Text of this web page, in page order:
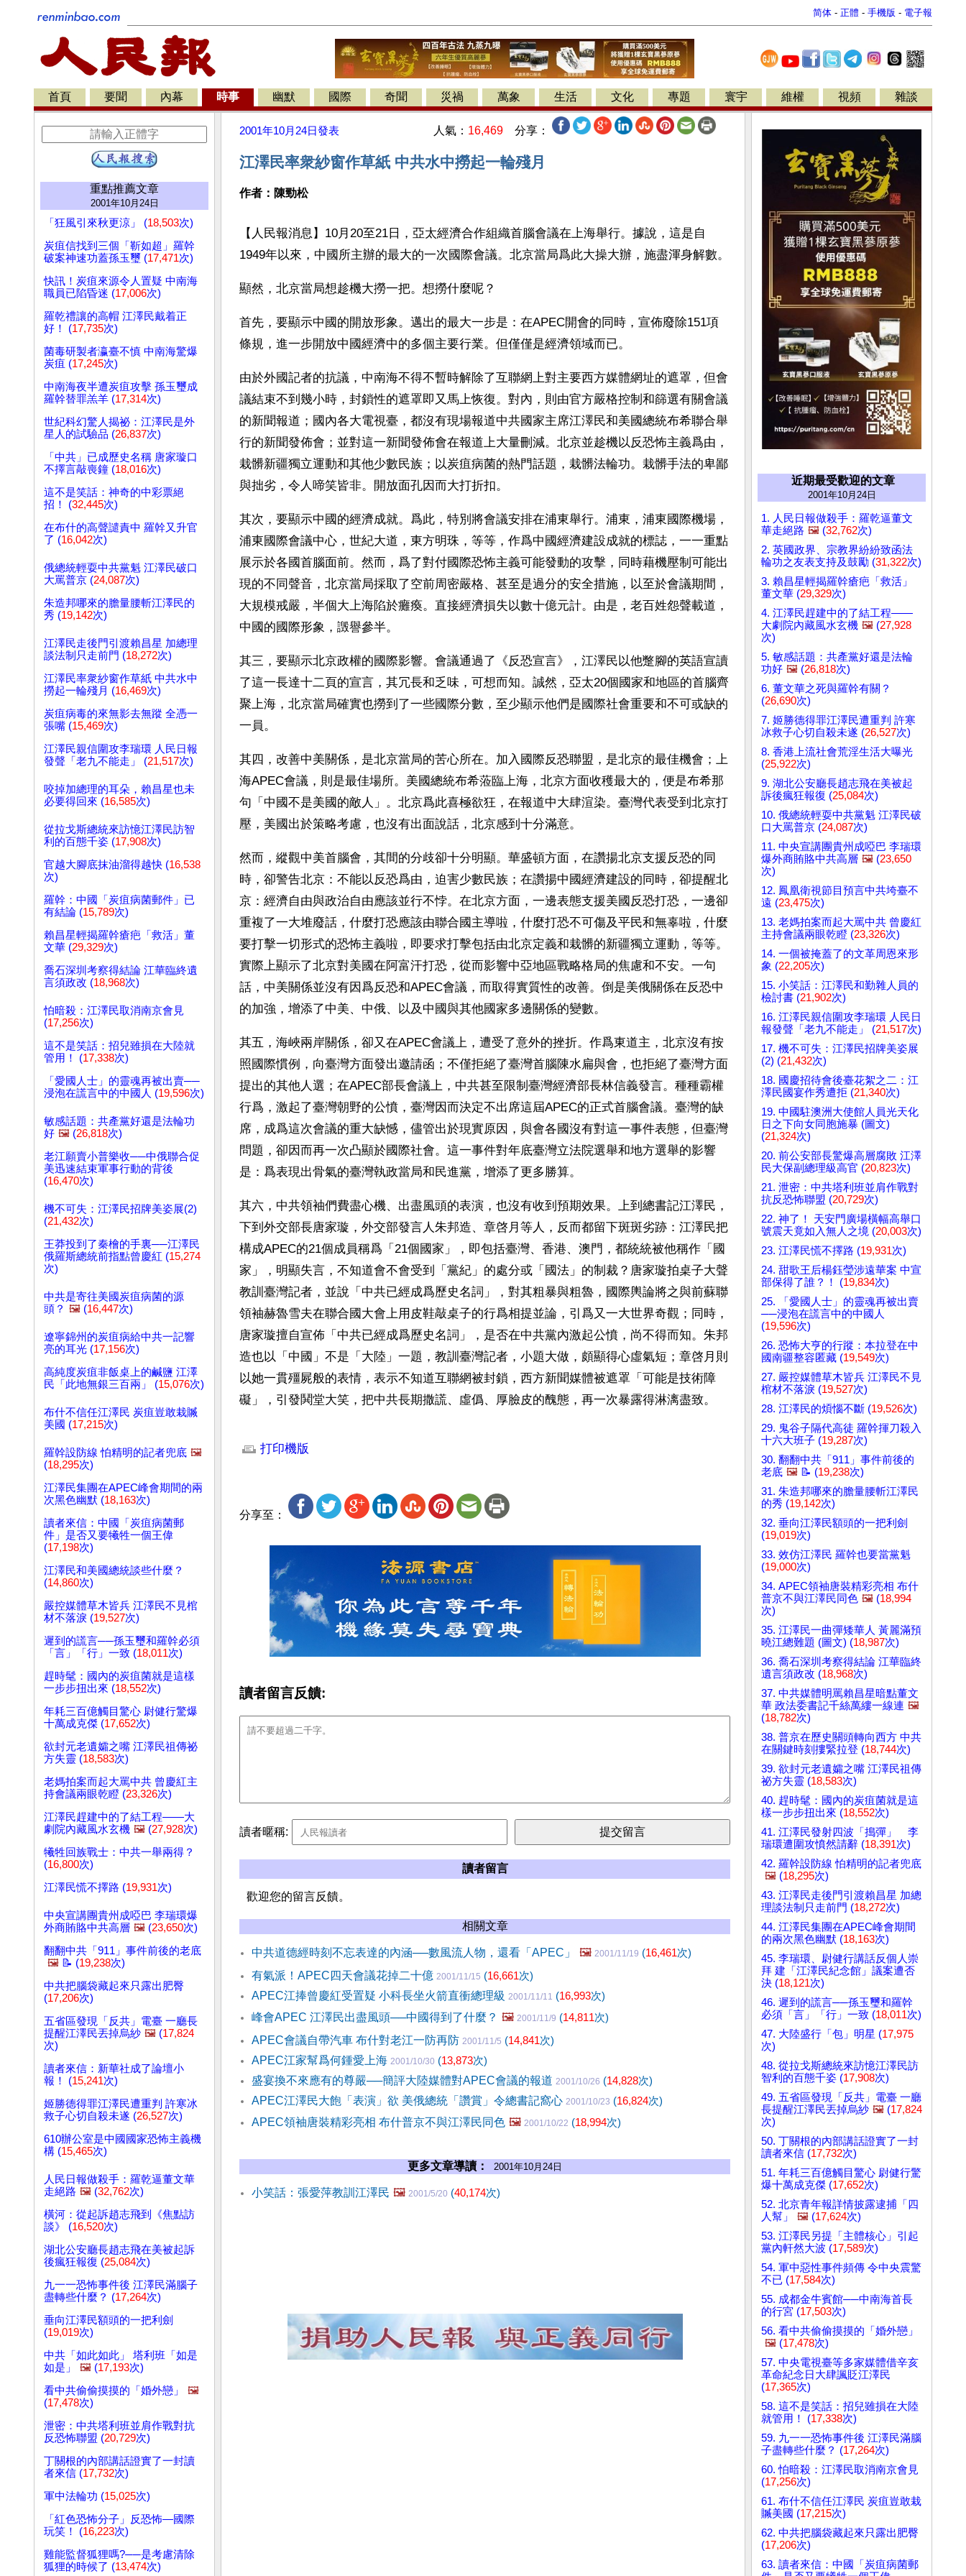
简体 - 正體 - 手機版 - 電子報
首頁 要聞 內幕 時事 幽默 國際 奇聞 災禍 萬象 生活 文化 專題 寰宇 維權 視頻 雜談
重點推薦文章
2001年10月24日
「狂風引來秋更涼」 (18,503次)
炭疽信找到三個「靳如超」羅幹
破案神速功蓋孫玉璽 (17,471次)
快訊！炭疽來源令人置疑 中南海
職員已陷昏迷 (17,006次)
羅乾禮讓的高帽 江澤民戴着正
好！ (17,735次)
菌毒研製者瀛臺不慎 中南海驚爆
炭疽 (17,245次)
中南海夜半遭炭疽攻擊 孫玉璽成
羅幹替罪羔羊 (17,314次)
世紀科幻驚人揭祕：江澤民是外
星人的試驗品 (26,837次)
「中共」已成歷史名稱 唐家璇口
不擇言敲喪鐘 (18,016次)
這不是笑話：神奇的中彩票絕
招！ (32,445次)
在布什的高聲譴責中 羅幹又升官
了 (16,042次)
俄總統輕耍中共黨魁 江澤民破口
大罵普京 (24,087次)
朱造邦哪來的膽量腰斬江澤民的
秀 (19,142次)
江澤民走後門引渡賴昌星 加總理
談法制只走前門 (18,272次)
江澤民率衆紗窗作草紙 中共水中
撈起一輪殘月 (16,469次)
炭疽病毒的來無影去無蹤 全憑一
張嘴 (15,469次)
江澤民親信圍攻李瑞環 人民日報
發聲「老九不能走」 (21,517次)
咬掉加總理的耳朵，賴昌星也未
必要得回來 (16,585次)
從拉戈斯總統來訪憶江澤民訪智
利的百態千姿 (17,908次)
官越大腳底抹油溜得越快 (16,538
次)
羅幹：中國「炭疽病菌郵件」已
有結論 (15,789次)
賴昌星輕揭羅幹瘡疤「救活」董
文華 (29,329次)
喬石深圳考察得結論 江華臨終遺
言須政改 (18,968次)
怕暗殺：江澤民取消南京會見
(17,256次)
這不是笑話：招兒雖損在大陸就
管用！ (17,338次)
「愛國人士」的靈魂再被出賣──
浸泡在謊言中的中國人 (19,596次)
敏感話題：共產黨好還是法輪功
好 🖼️ (26,818次)
老江願賣小普樂收──中俄聯合促
美迅速結束軍事行動的背後
(16,470次)
機不可失：江澤民招牌美姿展(2)
(21,432次)
王莽投到了秦檜的手裏──江澤民
俄羅斯總統前指點曾慶紅 (15,274
次)
中共是寄往美國炭疽病菌的源
頭？ 🖼️ (16,447次)
遼寧錦州的炭疽病給中共一記響
亮的耳光 (17,156次)
高純度炭疽非飯桌上的鹹鹽 江澤
民「此地無銀三百兩」 (15,076次)
布什不信任江澤民 炭疽豈敢栽贓
美國 (17,215次)
羅幹設防線 怕精明的記者兜底 🖼️
(18,295次)
江澤民集團在APEC峰會期間的兩
次黑色幽默 (18,163次)
讀者來信：中國「炭疽病菌郵
件」是否又要犧牲一個王偉
(17,198次)
江澤民和美國總統談些什麼？
(14,860次)
嚴控媒體草木皆兵 江澤民不見棺
材不落淚 (19,527次)
遲到的謊言──孫玉璽和羅幹必須
「言」「行」一致 (18,011次)
趕時髦：國內的炭疽菌就是這樣
一步步扭出來 (18,552次)
年耗三百億觸目驚心 尉健行驚爆
十萬成克傑 (17,652次)
欲封元老遺孀之嘴 江澤民祖傳祕
方失靈 (18,583次)
老媽拍案而起大罵中共 曾慶紅主
持會議兩眼乾瞪 (23,326次)
江澤民趕建中的了結工程——大
劇院內藏風水玄機 🖼️ (27,928次)
犧牲回族戰士：中共一舉兩得？
(16,800次)
江澤民慌不擇路 (19,931次)
中央宣講團貴州成啞巴 李瑞環爆
外商賄賂中共高層 🖼️ (23,650次)
翻翻中共「911」事件前後的老底
🖼️ 📝 (19,238次)
中共把腦袋藏起來只露出肥臀
(17,206次)
五省區發現「反共」電臺 一廳長
提醒江澤民丟掉烏紗 🖼️ (17,824
次)
讀者來信：新華社成了論壇小
報！ (15,241次)
姬勝德得罪江澤民遭重判 許寒冰
救子心切自殺未遂 (26,527次)
610辦公室是中國國家恐怖主義機
構 (15,465次)
人民日報做殺手：羅乾逼董文華
走絕路 🖼️ (32,762次)
橫河：從起訴趙志飛到《焦點訪
談》 (16,520次)
湖北公安廳長趙志飛在美被起訴
後瘋狂報復 (25,084次)
九一一恐怖事件後 江澤民滿腦子
盡轉些什麼？ (17,264次)
垂向江澤民額頭的一把利劍
(19,019次)
中共「如此如此」 塔利班「如是
如是」
🖼️ (17,193次)
看中共偷偷摸摸的「婚外戀」
🖼️
(17,478次)
泄密：中共塔利班並肩作戰對抗
反恐怖聯盟 (20,729次)
丁關根的內部講話證實了一封讀
者來信 (17,732次)
軍中法輪功 (15,025次)
「紅色恐怖分子」反恐怖—國際
玩笑！ (16,223次)
雞能監督狐狸嗎?──是考慮清除
狐狸的時候了 (13,474次)
2001年10月24日發表 人氣： 16,469 分享：
江澤民率衆紗窗作草紙 中共水中撈起一輪殘月
作者：陳勁松
【人民報消息】10月20至21日，亞太經濟合作組織首腦會議在上海舉行。據說，這是自
1949年以來，中國所主辦的最大的一次國際會議。北京當局爲此大操大辦，施盡渾身解數。
顯然，北京當局想趁機大撈一把。想撈什麼呢？
首先，要顯示中國的開放形象。邁出的最大一步是：在APEC開會的同時，宣佈廢除151項
條規，進一步開放中國經濟中的多個主要行業。但僅僅是經濟領域而已。
由於外國記者的抗議，中南海不得不暫時解除了互聯網上對主要西方媒體網址的遮罩，但會
議結束不到幾小時，封鎖性的遮罩即又馬上恢復。對內，則由官方嚴格控制和篩選有關會議
的新聞報道；國內各大電視臺，都沒有現場報道中共國家主席江澤民和美國總統布希聯合舉
行的新聞發佈會；並對這一新聞發佈會在報道上大量刪減。北京並趁機以反恐怖主義爲由，
栽髒新疆獨立運動和其他少數民族；以炭疽病菌的熱門話題，栽髒法輪功。栽髒手法的卑鄙
與拙劣，令人啼笑皆非。開放面孔因而大打折扣。
其次，要顯示中國的經濟成就。爲此，特別將會議安排在浦東舉行。浦東，浦東國際機場，
浦東國際會議中心，世紀大道，東方明珠，等等，作爲中國經濟建設成就的標誌，一一重點
展示於各國首腦面前。然而，爲了對付國際恐怖主義可能發動的攻擊，同時藉機壓制可能出
現的不同聲音，北京當局採取了空前周密嚴格、甚至是過分的安全措施，以至於會議期間，
大規模戒嚴，半個大上海陷於癱瘓。直接經濟損失以數十億元計。由是，老百姓怨聲載道，
中國的國際形象，譭譽參半。
其三，要顯示北京政權的國際影響。會議通過了《反恐宣言》，江澤民以他蹩腳的英語宣讀
了這一長達十二頁的宣言，其冗長和乏味，可想而知。誠然，亞太20個國家和地區的首腦齊
聚上海，北京當局確實也撈到了一些國際分數，至少顯示他們是國際社會重要和不可或缺的
一員。
其四，改善中美關係，是北京當局的苦心所在。加入國際反恐聯盟，是北京的最佳機會；上
海APEC會議，則是最佳場所。美國總統布希蒞臨上海，北京方面收穫最大的，便是布希那
句「中國不是美國的敵人」。北京爲此喜極欲狂，在報道中大肆渲染。臺灣代表受到北京打
壓，美國出於策略考慮，也沒有出面說話，北京感到十分滿意。
然而，縱觀中美首腦會，其間的分歧卻十分明顯。華盛頓方面，在讚揚北京支援反恐的同
時，卻警告北京：不能以反恐爲由，迫害少數民族；在讚揚中國經濟建設的同時，卻提醒北
京：經濟自由與政治自由應該並行不悖。在北京方面，一邊表態支援美國反恐打恐，一邊卻
重複了一大堆廢話，什麼打恐應該由聯合國主導啦，什麼打恐不可傷及平民和無辜啦，什麼
要打擊一切形式的恐怖主義啦，即要求打擊包括由北京定義和栽髒的新疆獨立運動，等等。
實際上顯示了北京對美國在阿富汗打恐，從而影響中亞地區戰略格局的焦慮和不安。一句
話，中美關係並沒有因爲反恐和APEC會議，而取得實質性的改善。倒是美俄關係在反恐中
的加強，增添了中美、中俄、以及中國與其他國家多邊關係的變數。
其五，海峽兩岸關係，卻又在APEC會議上，遭受了意外的挫折。作爲東道主，北京沒有按
照國際慣例，向臺灣方面發出邀請函；不僅拒絕了臺灣首腦陳水扁與會，也拒絕了臺灣方面
提出的其他人選；在APEC部長會議上，中共甚至限制臺灣經濟部長林信義發言。種種霸權
行爲，激起了臺灣朝野的公憤，臺灣因而決定不出席這屆APEC的正式首腦會議。臺灣的缺
席，成爲這次會議的重大缺憾，儘管出於現實原因，與會各國沒有對這一事件表態，但臺灣
問題，卻因而再一次凸顯於國際社會。這一事件對年底臺灣立法院選舉和地方選舉的影響
是：爲表現出骨氣的臺灣執政當局和民進黨，增添了更多勝算。
其六，中共領袖們費盡心機、出盡風頭的表演，也沒有收到預期效果。上到總書記江澤民，
下到外交部長唐家璇，外交部發言人朱邦造、章啓月等人，反而都留下斑斑劣跡：江澤民把
構成APEC的21個成員稱爲「21個國家」，即包括臺灣、香港、澳門，都統統被他稱作「國
家」，明顯失言，不知道會不會受到「黨紀」的處分或「國法」的制裁？唐家璇拍桌子大聲
教訓臺灣記者，並說「中共已經成爲歷史名詞」，對其粗暴與粗魯，國際輿論將之與前蘇聯
領袖赫魯雪夫在聯合國大會上用皮鞋敲桌子的行爲相提並論，引爲又一大世界奇觀；同時，
唐家璇擅自宣佈「中共已經成爲歷史名詞」，是否在中共黨內激起公憤，尚不得而知。朱邦
造也以「中國」不是「大陸」一題，教訓臺灣記者，小題大做，頗顯得心虛氣短；章啓月則
以她一貫殭屍般的表情，表示不知道互聯網被封鎖，西方新聞媒體被遮罩「可能是技術障
礙」，引發鬨堂大笑，把中共長期撒謊、虛僞、厚臉皮的醜態，再一次暴露得淋漓盡致。
打印機版
分享至：
讀者留言反饋:
讀者暱稱:
讀者留言
歡迎您的留言反饋。
相關文章
中共道德經時刻不忘表達的內涵──數風流人物，還看「APEC」 🖼️ 2001/11/19 (16,461次)
有氣派！APEC四天會議花掉二十億 2001/11/15 (16,661次)
APEC江捧曾慶紅受置疑 小科長坐火箭直衝總理級 2001/11/11 (16,993次)
峰會APEC 江澤民出盡風頭──中國得到了什麼？ 🖼️ 2001/11/9 (14,811次)
APEC會議自帶汽車 布什對老江一防再防 2001/11/5 (14,841次)
APEC江家幫爲何鍾愛上海 2001/10/30 (13,873次)
盛宴換不來應有的尊嚴──簡評大陸媒體對APEC會議的報道 2001/10/26 (14,828次)
APEC江澤民大飽「表演」欲 美俄總統「讚賞」令總書記窩心 2001/10/23 (16,824次)
APEC領袖唐裝精彩亮相 布什普京不與江澤民同色 🖼️ 2001/10/22 (18,994次)
更多文章導讀： 2001年10月24日
小笑話：張愛萍教訓江澤民 🖼️ 2001/5/20 (40,174次)
近期最受歡迎的文章
2001年10月24日
1. 人民日報做殺手：羅乾逼董文
華走絕路 🖼️ (32,762次)
2. 英國政界、宗教界紛紛致函法
輪功之友表支持及鼓勵 (31,322次)
3. 賴昌星輕揭羅幹瘡疤「救活」
董文華 (29,329次)
4. 江澤民趕建中的了結工程——
大劇院內藏風水玄機 🖼️ (27,928
次)
5. 敏感話題：共產黨好還是法輪
功好 🖼️ (26,818次)
6. 董文華之死與羅幹有關？
(26,690次)
7. 姬勝德得罪江澤民遭重判 許寒
冰救子心切自殺未遂 (26,527次)
8. 香港上流社會荒淫生活大曝光
(25,922次)
9. 湖北公安廳長趙志飛在美被起
訴後瘋狂報復 (25,084次)
10. 俄總統輕耍中共黨魁 江澤民破
口大罵普京 (24,087次)
11. 中央宣講團貴州成啞巴 李瑞環
爆外商賄賂中共高層 🖼️ (23,650
次)
12. 鳳凰衛視節目預言中共垮臺不
遠 (23,475次)
13. 老媽拍案而起大罵中共 曾慶紅
主持會議兩眼乾瞪 (23,326次)
14. 一個被掩蓋了的文革周恩來形
象 (22,205次)
15. 小笑話：江澤民和勤雜人員的
檢討書 (21,902次)
16. 江澤民親信圍攻李瑞環 人民日
報發聲「老九不能走」 (21,517次)
17. 機不可失：江澤民招牌美姿展
(2) (21,432次)
18. 國慶招待會後臺花絮之二：江
澤民國宴作秀遭拒 (21,340次)
19. 中國駐澳洲大使館人員光天化
日之下向女同胞施暴 (圖文)
(21,324次)
20. 前公安部長驚爆高層腐敗 江澤
民大保副總理級高官 (20,823次)
21. 泄密：中共塔利班並肩作戰對
抗反恐怖聯盟 (20,729次)
22. 神了！ 天安門廣場橫幅高舉口
號震天竟如入無人之境 (20,003次)
23. 江澤民慌不擇路 (19,931次)
24. 甜歌王后楊鈺瑩涉遠華案 中宣
部保得了誰？！ (19,834次)
25. 「愛國人士」的靈魂再被出賣
──浸泡在謊言中的中國人
(19,596次)
26. 恐怖大亨的行蹤：本拉登在中
國南疆整容匿藏 (19,549次)
27. 嚴控媒體草木皆兵 江澤民不見
棺材不落淚 (19,527次)
28. 江澤民的煩惱不斷 (19,526次)
29. 鬼谷子隔代高徒 羅幹揮刀殺入
十六大班子 (19,287次)
30. 翻翻中共「911」事件前後的
老底 🖼️ 📝 (19,238次)
31. 朱造邦哪來的膽量腰斬江澤民
的秀 (19,142次)
32. 垂向江澤民額頭的一把利劍
(19,019次)
33. 效仿江澤民 羅幹也要當黨魁
(19,000次)
34. APEC領袖唐裝精彩亮相 布什
普京不與江澤民同色 🖼️ (18,994
次)
35. 江澤民一曲彈矮華人 黃麗滿預
曉江總難題 (圖文) (18,987次)
36. 喬石深圳考察得結論 江華臨終
遺言須政改 (18,968次)
37. 中共媒體明罵賴昌星暗點董文
華 政法委書記千絲萬縷一線連 🖼️
(18,782次)
38. 普京在歷史關頭轉向西方 中共
在關鍵時刻摟緊拉登 (18,744次)
39. 欲封元老遺孀之嘴 江澤民祖傳
祕方失靈 (18,583次)
40. 趕時髦：國內的炭疽菌就是這
樣一步步扭出來 (18,552次)
41. 江澤民發射四波「搗彈」 李
瑞環遭圍攻憤然請辭 (18,391次)
42. 羅幹設防線 怕精明的記者兜底
🖼️ (18,295次)
43. 江澤民走後門引渡賴昌星 加總
理談法制只走前門 (18,272次)
44. 江澤民集團在APEC峰會期間
的兩次黑色幽默 (18,163次)
45. 李瑞環、尉健行講話反個人崇
拜 建「江澤民紀念館」議案遭否
決 (18,121次)
46. 遲到的謊言──孫玉璽和羅幹
必須「言」「行」一致 (18,011次)
47. 大陸盛行「包」明星 (17,975
次)
48. 從拉戈斯總統來訪憶江澤民訪
智利的百態千姿 (17,908次)
49. 五省區發現「反共」電臺 一廳
長提醒江澤民丟掉烏紗 🖼️ (17,824
次)
50. 丁關根的內部講話證實了一封
讀者來信 (17,732次)
51. 年耗三百億觸目驚心 尉健行驚
爆十萬成克傑 (17,652次)
52. 北京青年報詳情披露逮捕「四
人幫」
🖼️ (17,624次)
53. 江澤民另提「主體核心」引起
黨內軒然大波 (17,589次)
54. 軍中惡性事件頻傳 令中央震驚
不已 (17,584次)
55. 成都金牛賓館──中南海首長
的行宮 (17,503次)
56. 看中共偷偷摸摸的「婚外戀」
🖼️ (17,478次)
57. 中央電視臺等多家媒體借辛亥
革命紀念日大肆諷貶江澤民
(17,365次)
58. 這不是笑話：招兒雖損在大陸
就管用！ (17,338次)
59. 九一一恐怖事件後 江澤民滿腦
子盡轉些什麼？ (17,264次)
60. 怕暗殺：江澤民取消南京會見
(17,256次)
61. 布什不信任江澤民 炭疽豈敢栽
贓美國 (17,215次)
62. 中共把腦袋藏起來只露出肥臀
(17,206次)
63. 讀者來信：中國「炭疽病菌郵